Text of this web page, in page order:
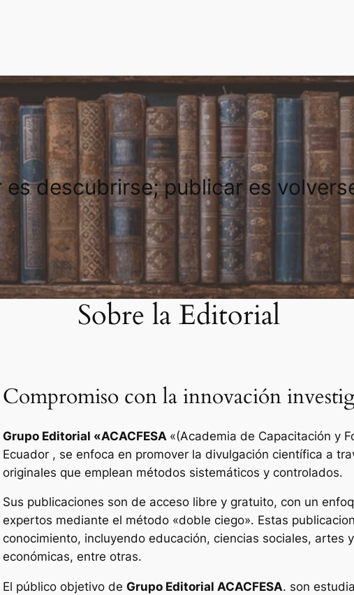
es descubrirse; publicar es
Sobre la Editorial
Compromiso con la innovación
Grupo Editorial «ACACFESA «(Academia de Capacitación y
Ecuador , se enfoca en promover la divulgación científica a
originales que emplean métodos sistemáticos y controlados.
Sus publicaciones son de acceso libre y gratuito, con un
expertos mediante el método «doble ciego». Estas
conocimiento, incluyendo educación, ciencias sociales, artes
económicas, entre otras.
El público objetivo de Grupo Editorial ACACFESA. son